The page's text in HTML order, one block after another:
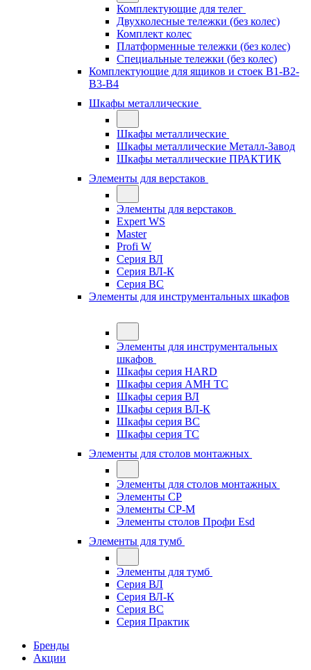
Комплектующие для телег
Двухколесные тележки (без колес)
Комплект колес
Платформенные тележки (без колес)
Специальные тележки (без колес)
Комплектующие для ящиков и стоек В1-В2-
В3-В4
Шкафы металлические
Шкафы металлические
Шкафы металлические Металл-Завод
Шкафы металлические ПРАКТИК
Элементы для верстаков
Элементы для верстаков
Expert WS
Master
Profi W
Серия ВЛ
Серия ВЛ-К
Серия ВС
Элементы для инструментальных шкафов
Элементы для инструментальных
шкафов
Шкафы серия HARD
Шкафы серия АМН ТС
Шкафы серия ВЛ
Шкафы серия ВЛ-К
Шкафы серия ВС
Шкафы серия ТС
Элементы для столов монтажных
Элементы для столов монтажных
Элементы СР
Элементы СР-М
Элементы столов Профи Esd
Элементы для тумб
Элементы для тумб
Серия ВЛ
Серия ВЛ-К
Серия ВС
Серия Практик
Бренды
Акции